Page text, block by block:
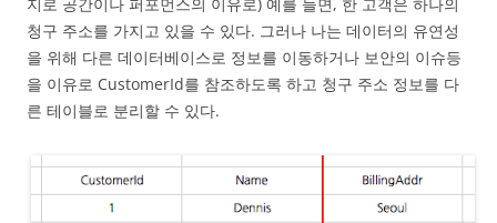
청구 주소를 가지고 있을 수 있다. 그러나 나는 데이터의 유연성
을 위해 다른 데이터베이스로 정보를 이동하거나 보안의 이슈등
을 이유로 CustomerId를 참조하도록 하고 청구 주소 정보를 다
른 테이블로 분리할 수 있다.